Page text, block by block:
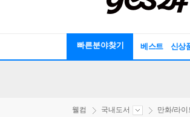
빠른분야찾기 베스트 신상
웰컴 국내도서 만화/라이